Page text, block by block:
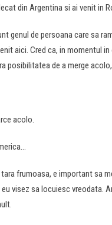
din Argentina si ai venit in
genul de persoana care sa
aici. Cred ca, in momentul
posibilitatea de a merge
acolo.
frumoasa, e important sa
visez sa locuiesc